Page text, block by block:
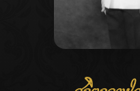
ลุยไม่หยุด!! กรมชลฯ เร่งเคลีย
Malaysia พร้อมโชว์สุดประทับใจ